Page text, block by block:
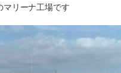
リーナ工場です